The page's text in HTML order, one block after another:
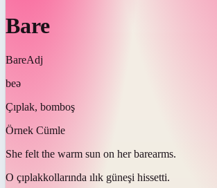
Bare
BareAdj
beə
Çıplak, bomboş
Örnek Cümle
She felt the warm sun on her barearms.
O çıplakkollarında ılık güneşi hissetti.